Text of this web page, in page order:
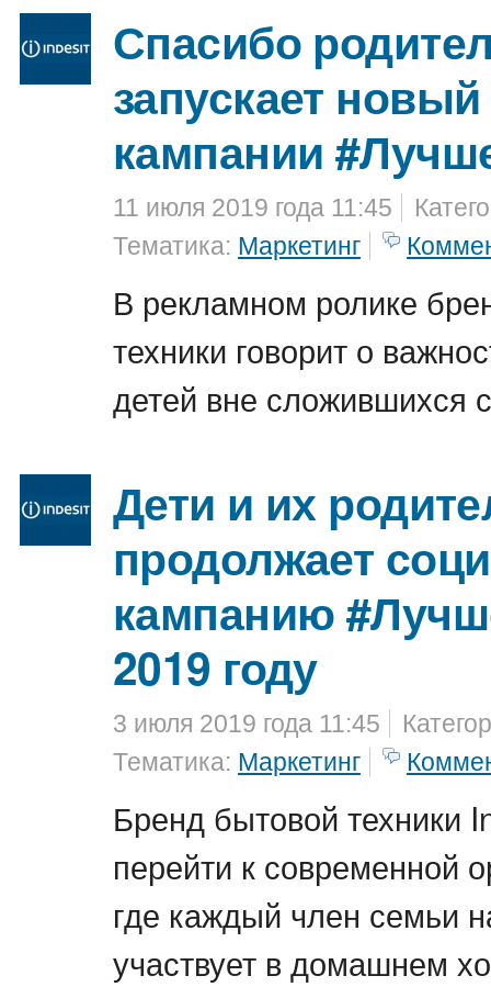
Спасибо
запускает новый
кампании
11 июля 2019 года 11:45
Тематика: Маркетинг
В рекламном ролике
техники говорит о
детей вне сложившихся
Дети и их
продолжает
кампанию
2019 году
3 июля 2019 года 11:45
Тематика: Маркетинг
Бренд бытовой техники
перейти к современной
где каждый член семьи
участвует в домашнем